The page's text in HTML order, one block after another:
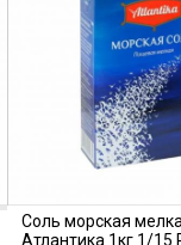
Соль морская
Атлантика 1кг 1/15